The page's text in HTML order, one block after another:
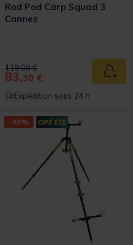
au panier
Rod Pod Carp Squad 3
Cannes
Price reduced from
119,00 €to
83,30 €
Expédition sous 24 h
-10%